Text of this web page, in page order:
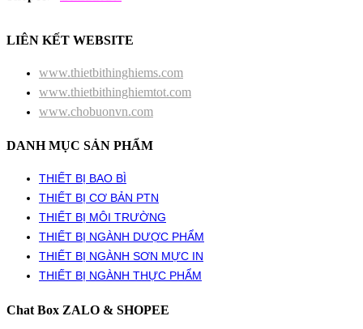
LIÊN KẾT WEBSITE
www.thietbithinghiems.com
www.thietbithinghiemtot.com
www.chobuonvn.com
DANH MỤC SẢN PHẨM
THIẾT BỊ BAO BÌ
THIẾT BỊ CƠ BẢN PTN
THIẾT BỊ MÔI TRƯỜNG
THIẾT BỊ NGÀNH DƯỢC PHẨM
THIẾT BỊ NGÀNH SƠN MỰC IN
THIẾT BỊ NGÀNH THỰC PHẨM
Chat Box ZALO & SHOPEE